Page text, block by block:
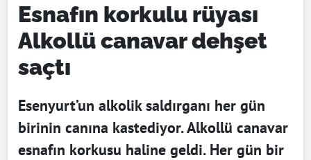
Esnafın korkulu rüyası
Alkollü canavar dehşet
saçtı
Esenyurt’un alkolik saldırganı her gün
birinin canına kastediyor. Alkollü canavar
esnafın korkusu haline geldi. Her gün bir